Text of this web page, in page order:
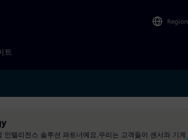
Region
트
텔리전스 솔루션 파트너예요.우리는 고객들이 센서와 기계